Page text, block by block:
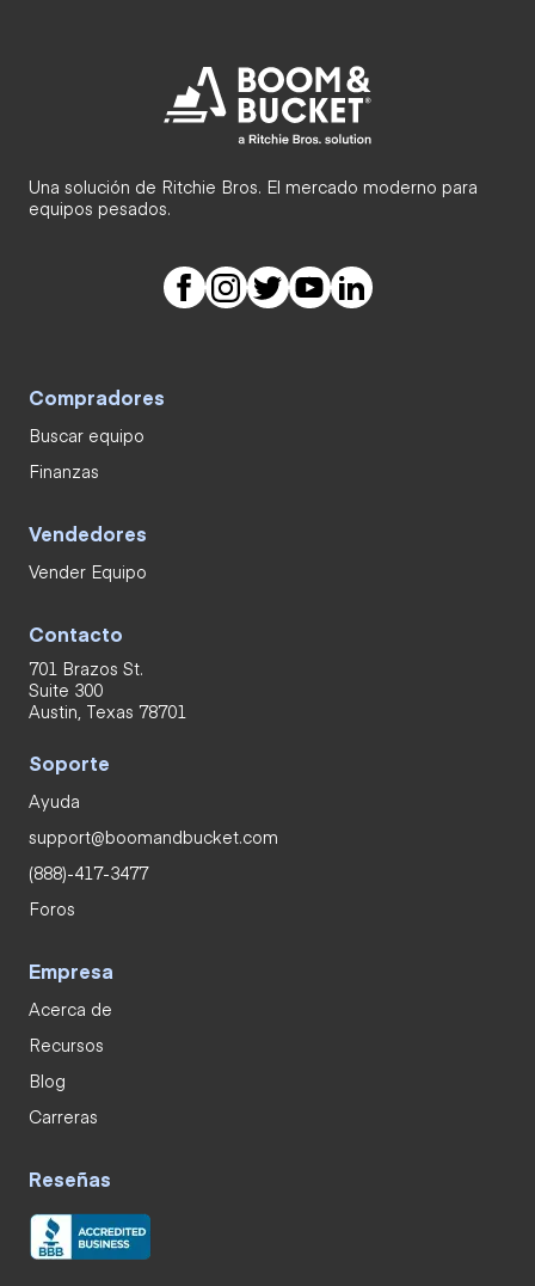
Una solución de Ritchie Bros. El mercado moderno para
equipos pesados.
Compradores
Buscar equipo
Finanzas
Vendedores
Vender Equipo
Contacto
701 Brazos St.
Suite 300
Austin, Texas 78701
Soporte
Ayuda
support@boomandbucket.com
(888)-417-3477
Foros
Empresa
Acerca de
Recursos
Blog
Carreras
Reseñas